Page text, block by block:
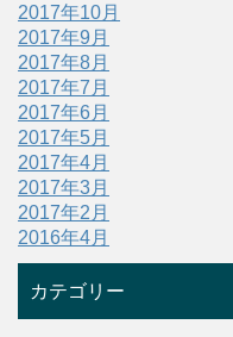
2017年10月
2017年9月
2017年8月
2017年7月
2017年6月
2017年5月
2017年4月
2017年3月
2017年2月
2016年4月
カテゴリー